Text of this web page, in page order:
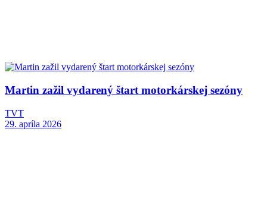
Martin zažil vydarený štart motorkárskej sezóny
TVT
29. apríla 2026